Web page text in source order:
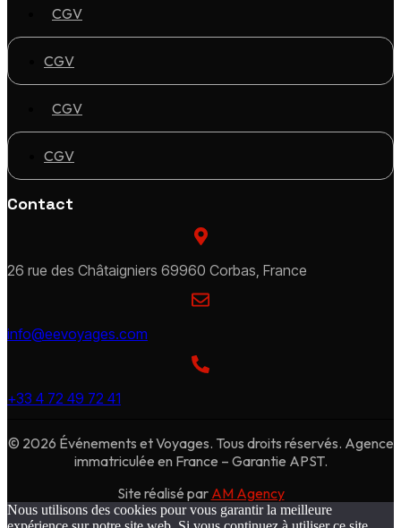
CGV
CGV
CGV
CGV
Contact
26 rue des Châtaigniers 69960 Corbas, France
info@eevoyages.com
+33 4 72 49 72 41
© 2026 Événements et Voyages. Tous droits réservés. Agence
immatriculée en France – Garantie APST.
Site réalisé par AM Agency
Nous utilisons des cookies pour vous garantir la meilleure